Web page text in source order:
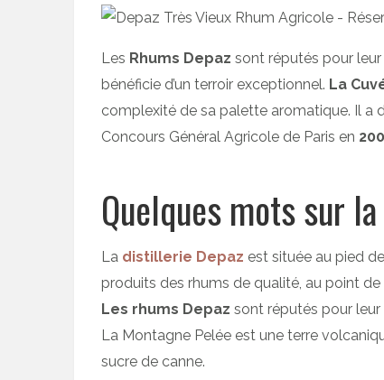
Les Rhums Depaz sont réputés pour
bénéficie d’un terroir exceptionnel. La
complexité de sa palette aromatique. Il a
Concours Général Agricole de Paris en
Quelques mots sur
La distillerie Depaz est située au pied
produits des rhums de qualité, au point
Les rhums Depaz sont réputés pour
La Montagne Pelée est une terre
sucre de canne.